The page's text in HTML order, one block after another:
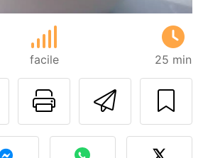
facile 25 min
Imprimer
Poser une
photo de